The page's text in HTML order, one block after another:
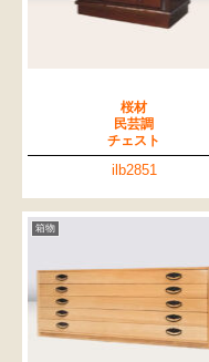
桜材
民芸調
チェスト
ilb2851
箱物